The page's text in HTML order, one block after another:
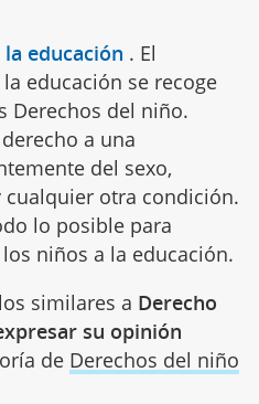
educación . El
educación se recoge
Derechos del niño.
a una
del sexo,
otra condición.
lo posible para
niños a la educación.
similares a Derecho
su opinión
de Derechos del niño